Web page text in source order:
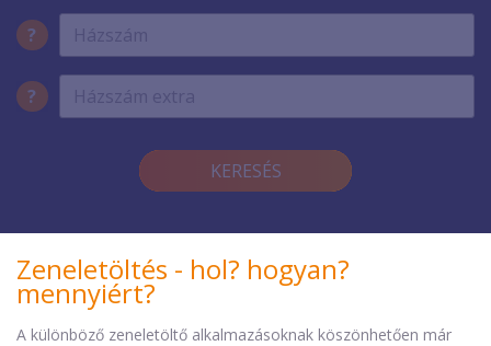
?
?
KERESÉS
Zeneletöltés - hol? hogyan?
mennyiért?
A különböző zeneletöltő alkalmazásoknak köszönhetően már